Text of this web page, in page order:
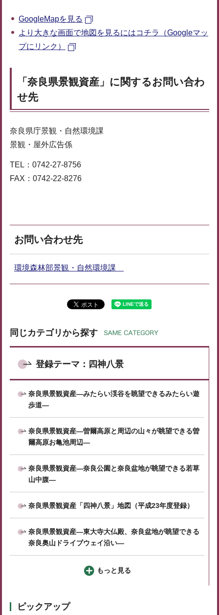
GoogleMapを見る
より大きな画面で地図を見るにはコチラ（Googleマッ
プにリンク）
「奈良県景観資産」に関するお問い合わ
せ先
奈良県庁景観・自然環境課
景観・屋外広告係
TEL：0742-27-8756
FAX：0742-22-8276
お問い合わせ先
環境森林部景観・自然環境課
同じカテゴリから探す
登録テーマ：四神八景
奈良県景観資産―みたらい渓谷を眺望できるみたらい遊
歩道―
奈良県景観資産―曽爾高原と周辺の山々が眺望できる曽
爾高原お亀池周辺―
奈良県景観資産―奈良公園と奈良盆地が眺望できる若草
山中腹―
奈良県景観資産「四神八景」地図（平成23年度登録）
奈良県景観資産―東大寺大仏殿、奈良盆地が眺望できる
奈良奥山ドライブウェイ沿い―
もっと見る
ピックアップ